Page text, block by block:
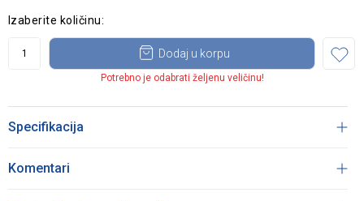
Izaberite količinu:
Dodaj u korpu
Potrebno je odabrati željenu veličinu!
Specifikacija
Komentari